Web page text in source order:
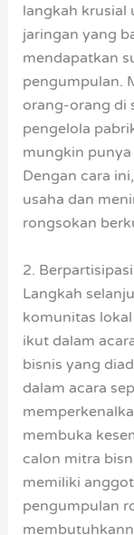
langkah krusial
jaringan yang
mendapatkan
pengumpulan.
orang-orang di
pengelola
mungkin
Dengan cara
usaha dan
rongsokan
2.
Langkah
komunitas
ikut dalam
bisnis yang
dalam acara
membuka
calon mitra
memiliki
pengumpulan